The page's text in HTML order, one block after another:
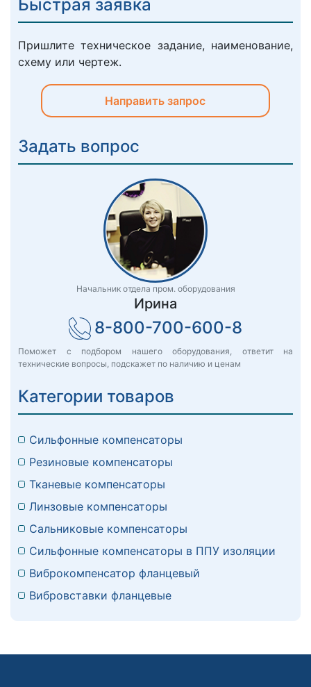
Быстрая заявка
Пришлите техническое задание, наименование,
схему или чертеж.
Направить запрос
Задать вопрос
Начальник отдела пром. оборудования
Ирина
8-800-700-600-8
Поможет с подбором нашего оборудования, ответит на
технические вопросы, подскажет по наличию и ценам
Категории товаров
Сильфонные компенсаторы
Резиновые компенсаторы
Тканевые компенсаторы
Линзовые компенсаторы
Сальниковые компенсаторы
Сильфонные компенсаторы в ППУ изоляции
Виброкомпенсатор фланцевый
Вибровставки фланцевые